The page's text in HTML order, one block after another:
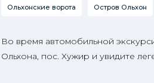
Ольхонские ворота Остров Ольхон
Во время автомобильной
Ольхона, пос. Хужир и увидите